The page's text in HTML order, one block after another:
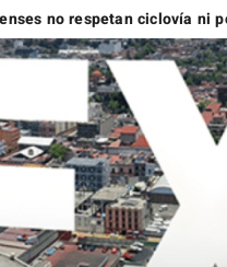
respetan ciclovía ni ponen